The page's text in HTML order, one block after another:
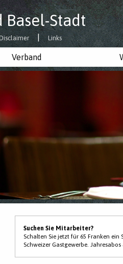
Stadt
Links
Verband
Suchen Sie Mitarbeiter?
Schalten Sie jetzt für 65 Franken ein
Schweizer Gastgewerbe. Jahresabos